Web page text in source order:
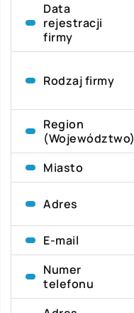
Data
rejestracji
firmy
Rodzaj firmy
Region
(Województwo)
Miasto
Adres
E-mail
Numer
telefonu